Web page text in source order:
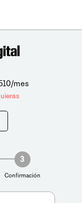
mes
3
Confirmación